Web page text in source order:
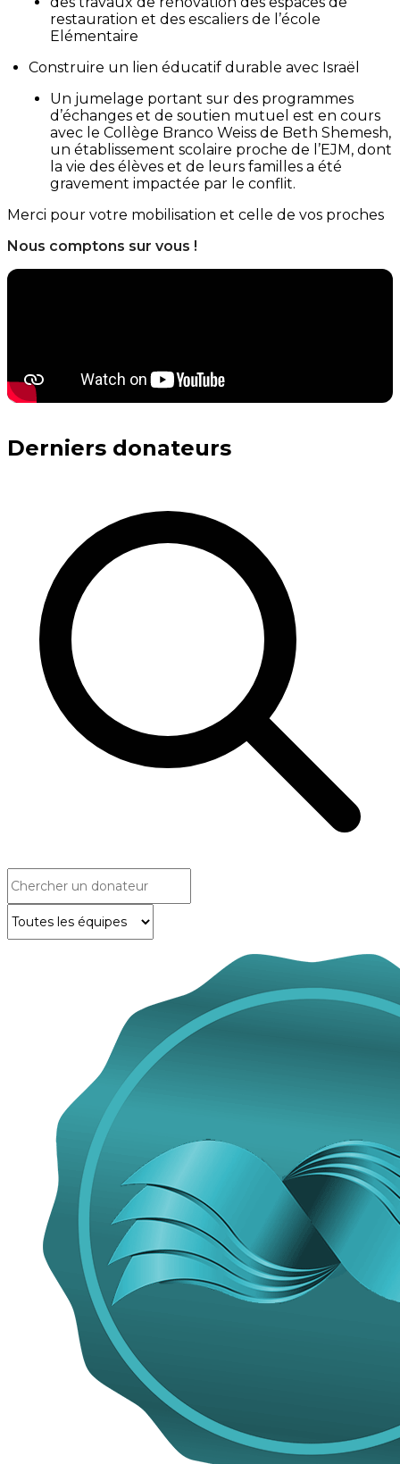
restauration et des escaliers de l’école
Elémentaire
Construire un lien éducatif durable avec Israël
Un jumelage portant sur des programmes
d’échanges et de soutien mutuel est en cours
avec le Collège Branco Weiss de Beth Shemesh,
un établissement scolaire proche de l’EJM, dont
la vie des élèves et de leurs familles a été
gravement impactée par le conflit.
Merci pour votre mobilisation et celle de vos proches
Nous comptons sur vous !
Derniers donateurs